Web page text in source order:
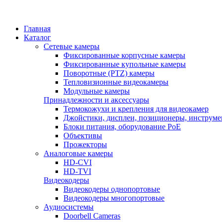
Главная
Каталог
Сетевые камеры
Фиксированные корпусные камеры
Фиксированные купольные камеры
Поворотные (PTZ) камеры
Тепловизионные видеокамеры
Модульные камеры
Принадлежности и аксессуары
Термокожухи и крепления для видеокамер
Джойстики, дисплеи, позиционеры,
Блоки питания, оборудование PoE
Объективы
Прожекторы
Аналоговые камеры
HD-CVI
HD-TVI
Видеокодеры
Видеокодеры однопортовые
Видеокодеры многопортовые
Аудиосистемы
Doorbell Cameras